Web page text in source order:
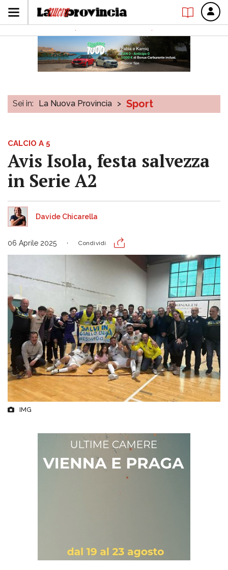
Sei in: La Nuova Provincia > Sport
CALCIO A 5
Avis Isola, festa salvezza
in Serie A2
Davide Chicarella
06 Aprile 2025 Condividi
IMG